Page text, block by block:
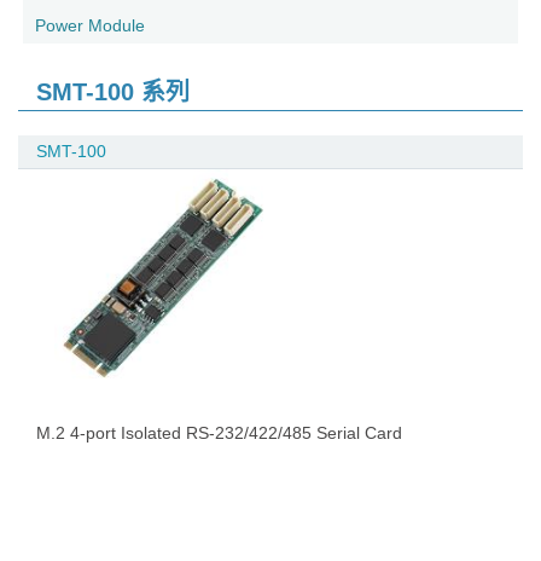
Power Module
SMT-100 系列
SMT-100
M.2 4-port Isolated RS-232/422/485 Serial Card